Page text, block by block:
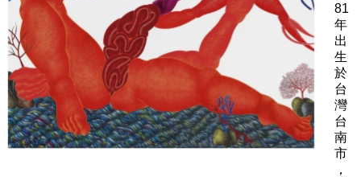
81
年
出
生
於
台
灣
台
南
市
，